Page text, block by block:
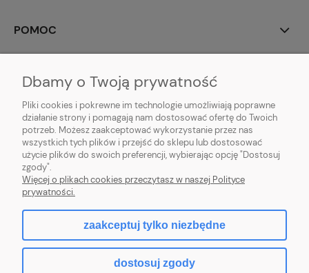
POMOC
PŁATNOŚCI I DOSTAWA
INFORMACJE
O NAS
Dbamy o Twoją prywatność
Pliki cookies i pokrewne im technologie umożliwiają poprawne
działanie strony i pomagają nam dostosować ofertę do Twoich
potrzeb. Możesz zaakceptować wykorzystanie przez nas
wszystkich tych plików i przejść do sklepu lub dostosować
użycie plików do swoich preferencji, wybierając opcję "Dostosuj
zgody".
Więcej o plikach cookies przeczytasz w naszej Polityce
prywatności.
zaakceptuj tylko niezbędne
dostosuj zgody